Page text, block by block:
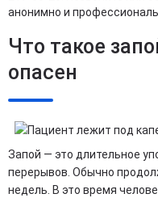
анонимно и
Что такое
опасен
Запой — это длительное
перерывов. Обычно
недель. В это время